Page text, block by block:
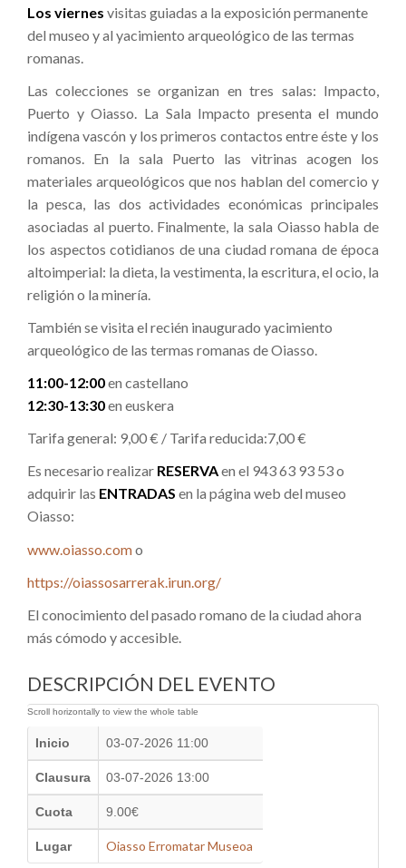
Los viernes visitas guiadas a la exposición permanente
del museo y al yacimiento arqueológico de las termas
romanas.
Las colecciones se organizan en tres salas: Impacto,
Puerto y Oiasso. La Sala Impacto presenta el mundo
indígena vascón y los primeros contactos entre éste y los
romanos. En la sala Puerto las vitrinas acogen los
materiales arqueológicos que nos hablan del comercio y
la pesca, las dos actividades económicas principales
asociadas al puerto. Finalmente, la sala Oiasso habla de
los aspectos cotidianos de una ciudad romana de época
altoimperial: la dieta, la vestimenta, la escritura, el ocio, la
religión o la minería.
También se visita el recién inaugurado yacimiento
arqueológico de las termas romanas de Oiasso.
11:00-12:00en castellano
12:30-13:30en euskera
Tarifa general: 9,00 € / Tarifa reducida:7,00 €
Es necesario realizar RESERVAen el 943 63 93 53 o
adquirir las ENTRADAS en la página web del museo
Oiasso:
www.oiasso.como
https://oiassosarrerak.irun.org/
El conocimiento del pasado romano de la ciudad ahora
más cómodo y accesible.
DESCRIPCIÓN DEL EVENTO
Inicio 03-07-2026 11:00
Clausura 03-07-2026 13:00
Cuota 9.00€
Lugar Oiasso Erromatar Museoa